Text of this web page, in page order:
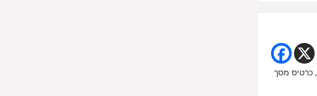
מחשב מותג שולחני מוכן מראש מבית Dell, בעל מעבד Intel® Core™ i7 13700KF, זיכרון בנפח 32GB, כונן SSD בנפח 1TB, כרטיס מסך